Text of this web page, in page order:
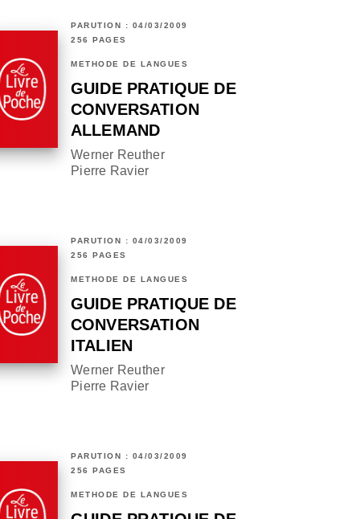
PARUTION : 04/03/2009
256 PAGES
MÉTHODE DE LANGUES
GUIDE PRATIQUE DE
CONVERSATION
ALLEMAND
Werner Reuther
Pierre Ravier
PARUTION : 04/03/2009
256 PAGES
MÉTHODE DE LANGUES
GUIDE PRATIQUE DE
CONVERSATION
ITALIEN
Werner Reuther
Pierre Ravier
PARUTION : 04/03/2009
256 PAGES
MÉTHODE DE LANGUES